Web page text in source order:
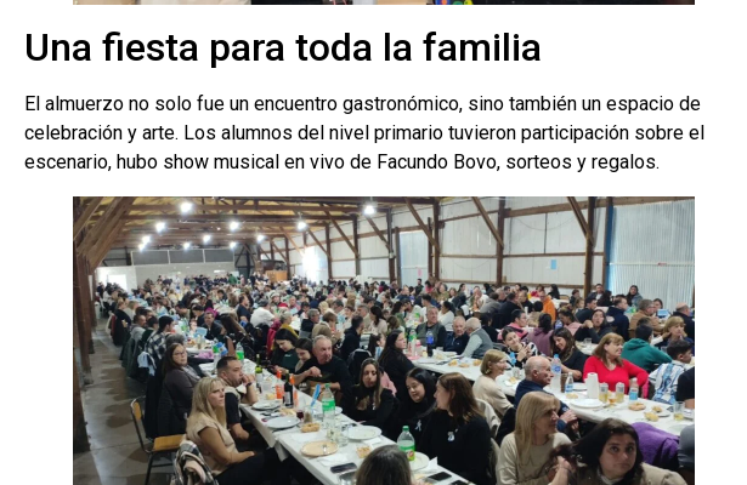
Una fiesta para toda la familia
El almuerzo no solo fue un encuentro gastronómico, sino también un espacio de
celebración y arte. Los alumnos del nivel primario tuvieron participación sobre el
escenario, hubo show musical en vivo de Facundo Bovo, sorteos y regalos.